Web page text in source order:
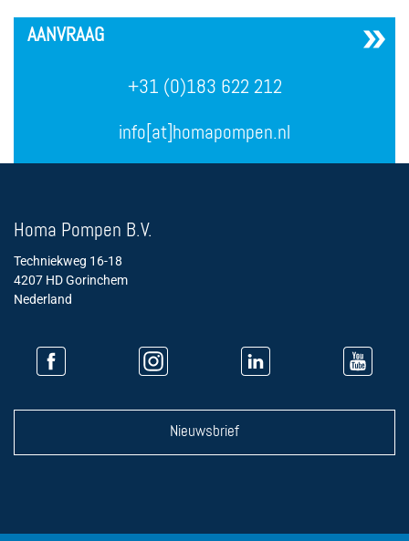
AANVRAAG
+31 (0)183 622 212
info[at]homapompen.nl
Homa Pompen B.V.
Techniekweg 16-18
4207 HD Gorinchem
Nederland
Nieuwsbrief